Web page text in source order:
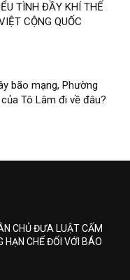
TÌNH ĐẦY KHÍ THẾ
CỘNG QUỐC
bão mạng, Phường
Tô Lâm đi về đâu?
CHỦ ĐƯA LUẬT CẤM
HẠN CHẾ ĐỐI VỚI BÁO